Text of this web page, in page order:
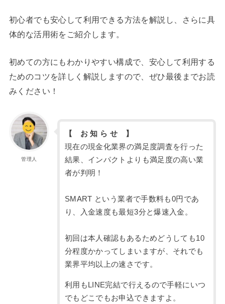
初心者でも安心して利用できる方法を解説し、さらに具
体的な活用術をご紹介します。
初めての方にもわかりやすい構成で、安心して利用する
ためのコツを詳しく解説しますので、ぜひ最後までお読
みください！
管理人
【 お 知 ら せ 】
現在の現金化業界の満足度調査を行った
結果、インパクトよりも満足度の高い業
者が判明！
SMART という業者で手数料も0円であ
り、入金速度も最短3分と爆速入金。
初回は本人確認もあるためどうしても10
分程度かかってしまいますが、それでも
業界平均以上の速さです。
利用もLINE完結で行えるので手軽にいつ
でもどこでもお申込できますよ。